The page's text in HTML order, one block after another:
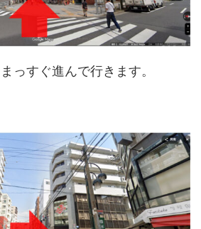
すぐ進んで行きます。